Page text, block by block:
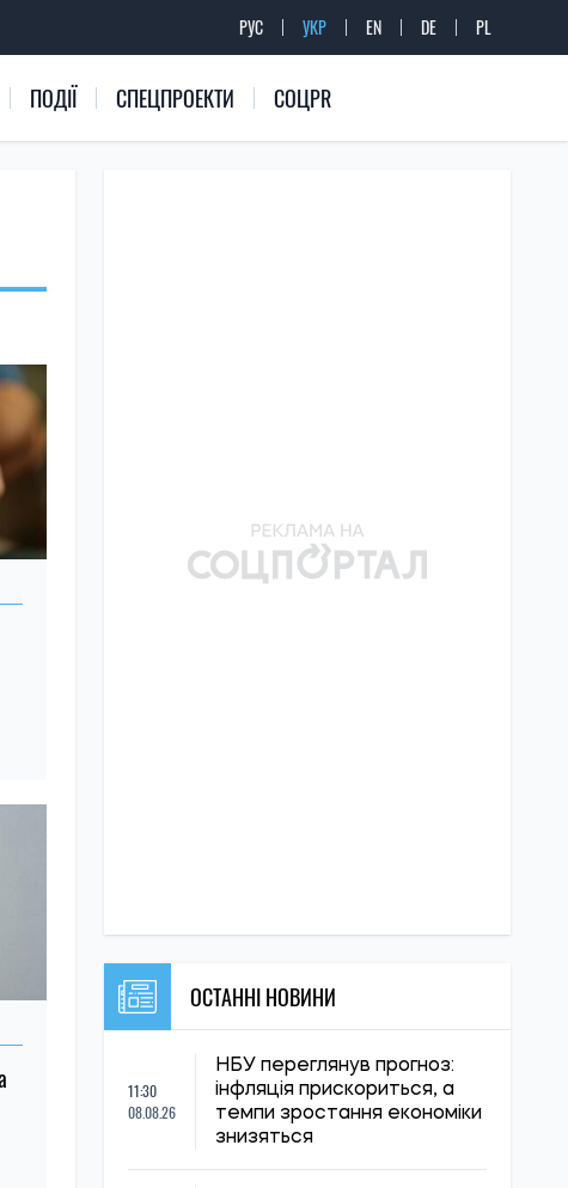
РУС УКР EN DE PL
ПОДІЇ СПЕЦПРОЕКТИ СОЦPR
ОСТАННІ НОВИНИ
11:30
08.08.26
НБУ переглянув прогноз:
інфляція прискориться, а
темпи зростання економіки
знизяться